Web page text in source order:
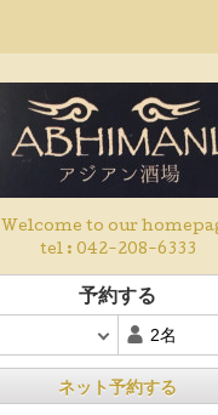
Welcome to our
tel : 042-208-6333
予約する
ネット予約する